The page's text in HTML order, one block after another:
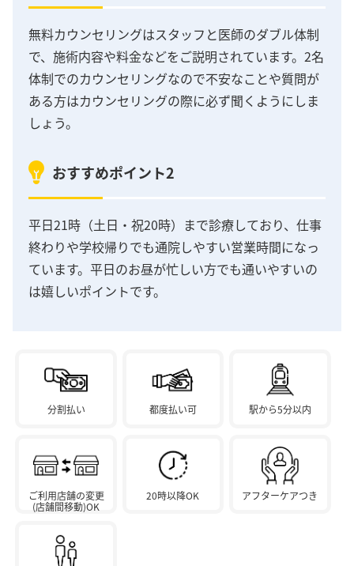
無料カウンセリングはスタッフと医師のダブル体制
で、施術内容や料金などをご説明されています。2名
体制でのカウンセリングなので不安なことや質問が
ある方はカウンセリングの際に必ず聞くようにしま
しょう。
おすすめポイント2
平日21時（土日・祝20時）まで診療しており、仕事
終わりや学校帰りでも通院しやすい営業時間になっ
ています。平日のお昼が忙しい方でも通いやすいの
は嬉しいポイントです。
分割払い 都度払い可 駅から5分以内
ご利用店舗の変更
(店舗間移動)OK
20時以降OK アフターケアつき